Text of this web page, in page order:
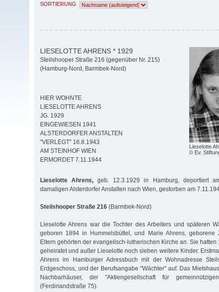
SORTIERUNG
Lieselotte
© Ev.
LIESELOTTE AHRENS * 1929
Steilshooper Straße 216 (gegenüber Nr. 215)
(Hamburg-Nord, Barmbek-Nord)
HIER WOHNTE
LIESELOTTE AHRENS
JG. 1929
EINGEWIESEN 1941
ALSTERDORFER ANSTALTEN
"VERLEGT" 16.8.1943
AM STEINHOF WIEN
ERMORDET 7.11.1944
Lieselotte Ahrens, geb. 12.3.1929 in Hamburg, deportiert
damaligen Alsterdorfer Anstalten nach Wien, gestorben am
Steilshooper Straße 216 (Barmbek-Nord)
Lieselotte Ahrens war die Tochter des Arbeiters und späteren
geboren 1894 in Hummelsbüttel, und Marie Ahrens, geborene
Eltern gehörten der evangelisch-lutherischen Kirche an. Sie
geheiratet und außer Lieselotte noch sieben weitere Kinder.
Ahrens im Hamburger Adressbuch mit der Wohnadresse
Erdgeschoss, und der Berufsangabe "Wächter" auf. Das
Nachbarhäuser, der "Aktiengesellschaft für
(Ferdinandstraße 75).